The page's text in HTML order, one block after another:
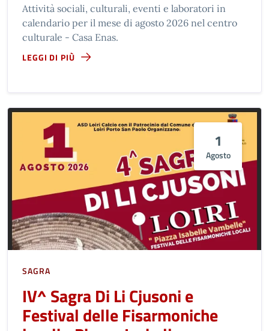
Attività sociali, culturali, eventi e laboratori in
calendario per il mese di agosto 2026 nel centro
culturale - Casa Enas.
LEGGI DI PIÙ
1
Agosto
SAGRA
IV^ Sagra Di Li Cjusoni e
Festival delle Fisarmoniche